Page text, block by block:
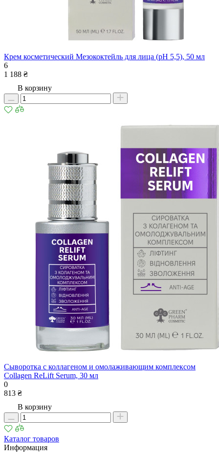
Крем косметический Мезококтейль для лица (рН 5,5), 50 мл
6
1 188 ₴
В корзину
Сыворотка с коллагеном и омолаживающим комплексом
Collagen ReLift Serum, 30 мл
0
813 ₴
В корзину
Каталог товаров
Информация